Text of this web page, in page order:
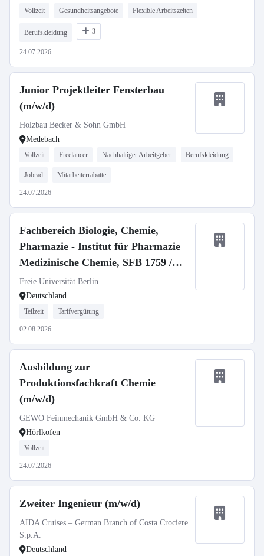
Vollzeit Gesundheitsangebote Flexible Arbeitszeiten
Berufskleidung 3
24.07.2026
Junior Projektleiter Fensterbau
(m/w/d)
Holzbau Becker & Sohn GmbH
Medebach
Vollzeit Freelancer Nachhaltiger Arbeitgeber Berufskleidung
Jobrad Mitarbeiterrabatte
24.07.2026
Fachbereich Biologie, Chemie,
Pharmazie - Institut für Pharmazie
Medizinische Chemie, SFB 1759 /
Medicinal Chemistry, SFB 1759
Freie Universität Berlin
Deutschland
Teilzeit Tarifvergütung
02.08.2026
Ausbildung zur
Produktionsfachkraft Chemie
(m/w/d)
GEWO Feinmechanik GmbH & Co. KG
Hörlkofen
Vollzeit
24.07.2026
Zweiter Ingenieur (m/w/d)
AIDA Cruises – German Branch of Costa Crociere
S.p.A.
Deutschland